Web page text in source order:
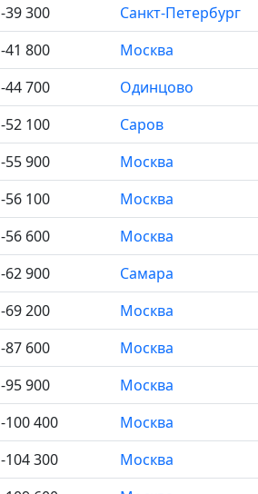
-39 300 Санкт-Петербург
-41 800 Москва
-44 700 Одинцово
-52 100 Саров
-55 900 Москва
-56 100 Москва
-56 600 Москва
-62 900 Самара
-69 200 Москва
-87 600 Москва
-95 900 Москва
-100 400 Москва
-104 300 Москва